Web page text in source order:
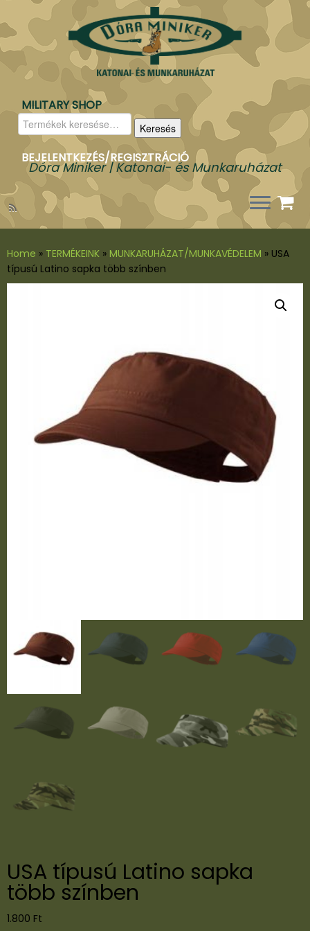
MILITARY SHOP
Keresés
a
következőre:
Keresés
BEJELENTKEZÉS/REGISZTRÁCIÓ
Dóra Miniker | Katonai- és Munkaruházat
Home » TERMÉKEINK » MUNKARUHÁZAT/MUNKAVÉDELEM » USA
típusú Latino sapka több színben
USA típusú Latino sapka
több színben
1.800 Ft